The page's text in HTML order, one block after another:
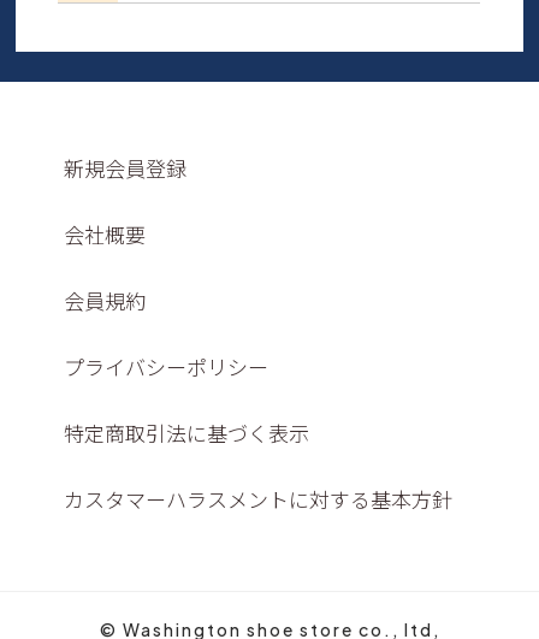
新規会員登録
会社概要
会員規約
プライバシーポリシー
特定商取引法に基づく表示
カスタマーハラスメントに対する基本方針
© Washington shoe store co., ltd,